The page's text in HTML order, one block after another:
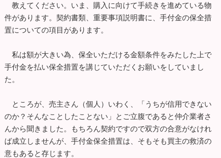
教えてください。いま、購入に向けて手続きを進めている物
件があります。契約書類、重要事項説明書に、手付金の保全措
置についての項目があります。
私は額が大きい為、保全いただける金額条件をみたした上で
手付金を払い保全措置を講じていただくお願いをしていまし
た。
ところが、売主さん（個人）いわく、「うちが信用できない
のか？そんなことしたことない」とご立腹であると仲介業者さ
んから聞きました。もちろん契約ですので双方の合意がなけれ
ば成立しませんが、手付金保全措置は、そもそも買主の救済の
意もあると存じます。